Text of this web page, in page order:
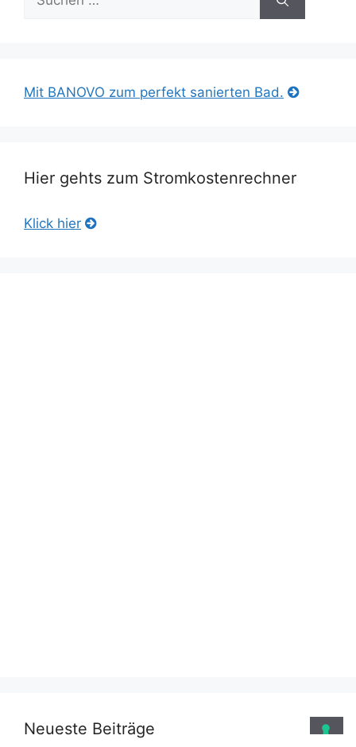
nach:
Mit BANOVO zum perfekt sanierten Bad.
Hier gehts zum Stromkostenrechner
Klick hier
Neueste Beiträge